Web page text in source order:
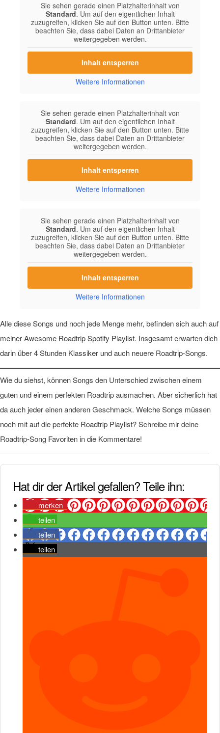
Sie sehen gerade einen Platzhalterinhalt von
Standard. Um auf den eigentlichen Inhalt
zuzugreifen, klicken Sie auf den Button unten. Bitte
beachten Sie, dass dabei Daten an Drittanbieter
weitergegeben werden.
Inhalt entsperren
Weitere Informationen
Sie sehen gerade einen Platzhalterinhalt von
Standard. Um auf den eigentlichen Inhalt
zuzugreifen, klicken Sie auf den Button unten. Bitte
beachten Sie, dass dabei Daten an Drittanbieter
weitergegeben werden.
Inhalt entsperren
Weitere Informationen
Sie sehen gerade einen Platzhalterinhalt von
Standard. Um auf den eigentlichen Inhalt
zuzugreifen, klicken Sie auf den Button unten. Bitte
beachten Sie, dass dabei Daten an Drittanbieter
weitergegeben werden.
Inhalt entsperren
Weitere Informationen
Alle diese Songs und noch jede Menge mehr, befinden sich auch auf
meiner Awesome Roadtrip Spotify Playlist. Insgesamt erwarten dich
darin über 4 Stunden Klassiker und auch neuere Roadtrip-Songs.
Wie du siehst, können Songs den Unterschied zwischen einem
guten und einem perfekten Roadtrip ausmachen. Aber sicherlich hat
da auch jeder einen anderen Geschmack. Welche Songs müssen
noch mit auf die perfekte Roadtrip Playlist? Schreibe mir deine
Roadtrip-Song Favoriten in die Kommentare!
Hat dir der Artikel gefallen? Teile ihn:
merken
teilen
teilen
teilen